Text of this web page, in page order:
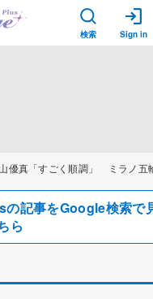
検索 Sign in
優真「すごく順調」 ミラノ五
記事をGoogle検索で
ら